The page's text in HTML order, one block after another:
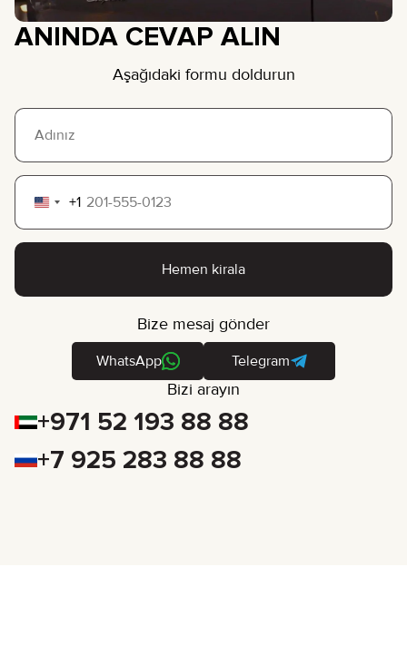
ANINDA CEVAP ALIN
Aşağıdaki formu doldurun
United
States
+1
Hemen kirala
Bize mesaj gönder
WhatsApp Telegram
Bizi arayın
+971 52 193 88 88
+7 925 283 88 88